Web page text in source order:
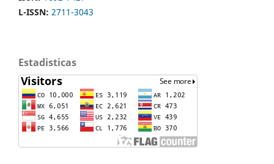
L-ISSN: 2711-3043
Estadisticas